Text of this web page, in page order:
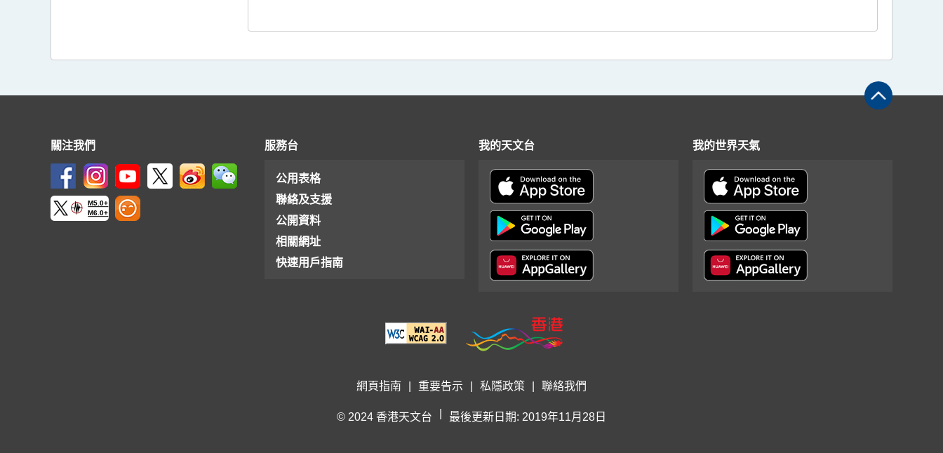
關注我們
M5.0+
M6.0+
服務台
公用表格
聯絡及支援
公開資料
相關網址
快速用戶指南
我的天文台 我的世界天氣
網頁指南 重要告示 私隱政策 聯絡我們
© 2024 香港天文台 最後更新日期: 2019年11月28日